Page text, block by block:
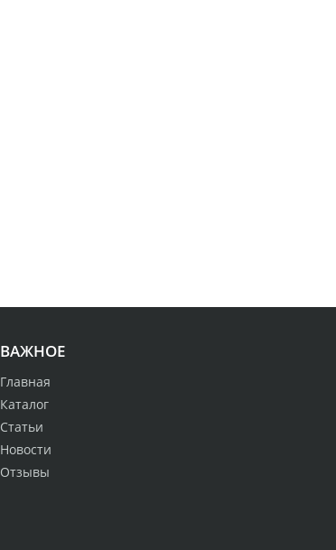
ВАЖНОЕ
Главная
Каталог
Статьи
Новости
Отзывы